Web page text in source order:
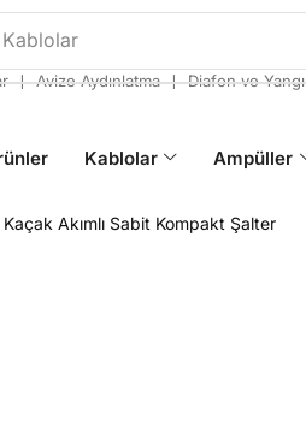
Aydınlatma
❘ Avize Aydınlatma ❘ Diafon ve
Kablolar Ampüller
Akımlı Sabit Kompakt Şalter